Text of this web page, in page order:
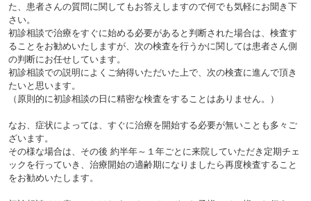
た、患者さんの質問に関してもお答えしますので何でも気軽にお聞き下
さい。
初診相談で治療をすぐに始める必要があると判断された場合は、検査す
ることをお勧めいたしますが、次の検査を行うかに関しては患者さん側
の判断にお任せしています。
初診相談での説明によくご納得いただいた上で、次の検査に進んで頂き
たいと思います。
（原則的に初診相談の日に精密な検査をすることはありません。）
なお、症状によっては、すぐに治療を開始する必要が無いことも多々ご
ざいます。
その様な場合は、その後 約半年～１年ごとに来院していただき定期チェ
ックを行っていき、治療開始の適齢期になりましたら再度検査すること
をお勧めいたします。